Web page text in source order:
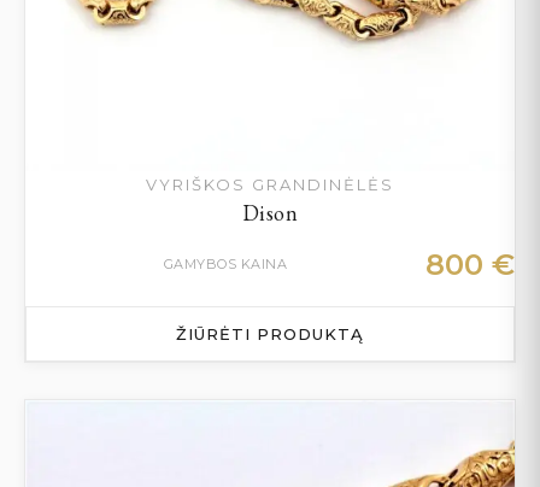
VYRIŠKOS GRANDINĖLĖS
Dison
GAMYBOS KAINA 800 €
ŽIŪRĖTI PRODUKTĄ